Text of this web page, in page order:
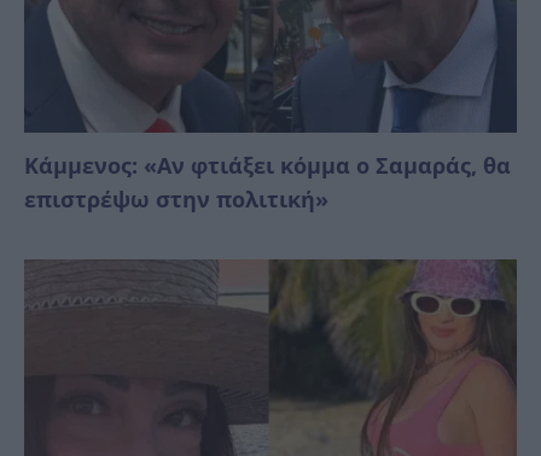
Κάμμενος: «Αν φτιάξει κόμμα ο Σαμαράς, θα
επιστρέψω στην πολιτική»